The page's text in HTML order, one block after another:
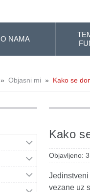
O NAMA
» Objasni mi » Kako se
Kako
Objavljeno:
vezane uz